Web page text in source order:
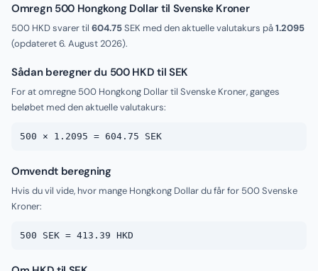
Omregn 500 Hongkong Dollar til Svenske Kroner
500 HKD svarer til 604.75SEK med den aktuelle valutakurs på1.2095
(opdateret6. August 2026).
Sådan beregner du 500 HKD til SEK
For at omregne 500 Hongkong Dollar til Svenske Kroner, ganges
beløbet med den aktuelle valutakurs:
500 × 1.2095 = 604.75 SEK
Omvendt beregning
Hvis du vil vide, hvor mange Hongkong Dollar du får for 500 Svenske
Kroner:
500 SEK = 413.39 HKD